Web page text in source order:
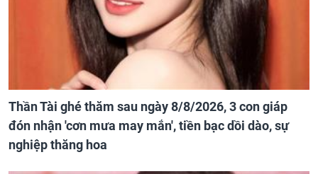
Thần Tài ghé thăm sau ngày 8/8/2026, 3 con giáp
đón nhận 'cơn mưa may mắn', tiền bạc dồi dào, sự
nghiệp thăng hoa